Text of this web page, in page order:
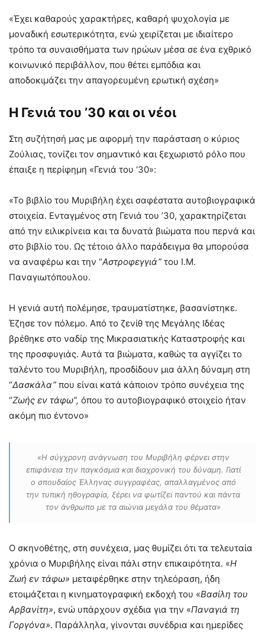
«Έχει καθαρούς χαρακτήρες, καθαρή ψυχολογία με
μοναδική εσωτερικότητα, ενώ χειρίζεται με ιδιαίτερο
τρόπο τα συναισθήματα των ηρώων μέσα σε ένα εχθρικό
κοινωνικό περιβάλλον, που θέτει εμπόδια και
αποδοκιμάζει την απαγορευμένη ερωτική σχέση»
Η Γενιά του ’30 και οι νέοι
Στη συζήτησή μας με αφορμή την παράσταση ο κύριος
Ζούλιας, τονίζει τον σημαντικό και ξεχωριστό ρόλο που
έπαιξε η περίφημη «Γενιά του ‘30»:
«Το βιβλίο του Μυριβήλη έχει σαφέστατα αυτοβιογραφικά
στοιχεία. Ενταγμένος στη Γενιά του ’30, χαρακτηρίζεται
από την ειλικρίνεια και τα δυνατά βιώματα που περνά και
στο βιβλίο του. Ως τέτοιο άλλο παράδειγμα θα μπορούσα
να αναφέρω και την “Αστροφεγγιά” του Ι.Μ.
Παναγιωτόπουλου.
Η γενιά αυτή πολέμησε, τραυματίστηκε, βασανίστηκε.
Έζησε τον πόλεμο. Από το ζενίθ της Μεγάλης Ιδέας
βρέθηκε στο ναδίρ της Μικρασιατικής Καταστροφής και
της προσφυγιάς. Αυτά τα βιώματα, καθώς τα αγγίζει το
ταλέντο του Μυριβήλη, προσδίδουν μια άλλη δύναμη στη
“Δασκάλα” που είναι κατά κάποιον τρόπο συνέχεια της
“Ζωής εν τάφω”, όπου το αυτοβιογραφικό στοιχείο ήταν
ακόμη πιο έντονο»
«Η σύγχρονη ανάγνωση του Μυριβήλη φέρνει στην
επιφάνεια την παγκόσμια και διαχρονική του δύναμη. Γιατί
ο σπουδαίος Έλληνας συγγραφέας, απαλλαγμένος από
την τυπική ηθογραφία, ξέρει να φωτίζει παντού και πάντα
τον άνθρωπο με τα αιώνια μεγάλα του θέματα»
Ο σκηνοθέτης, στη συνέχεια, μας θυμίζει ότι τα τελευταία
χρόνια ο Μυριβήλης είναι πάλι στην επικαιρότητα. «Η
Ζωή εν τάφω» μεταφέρθηκε στην τηλεόραση, ήδη
ετοιμάζεται η κινηματογραφική εκδοχή του «Βασίλη του
Αρβανίτη», ενώ υπάρχουν σχέδια για την «Παναγιά τη
Γοργόνα». Παράλληλα, γίνονται συνέδρια και ημερίδες